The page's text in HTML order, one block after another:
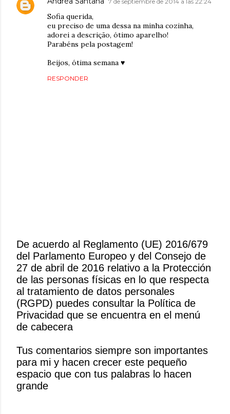
Sofia querida,
eu preciso de uma dessa na minha cozinha,
adorei a descrição, ótimo aparelho!
Parabéns pela postagem!
Beijos, ótima semana ♥
RESPONDER
P
u
b
l
i
c
a
u
n
c
o
De acuerdo al Reglamento (UE) 2016/679
del Parlamento Europeo y del Consejo de
27 de abril de 2016 relativo a la Protección
de las personas físicas en lo que respecta
al tratamiento de datos personales
(RGPD) puedes consultar la Política de
Privacidad que se encuentra en el menú
de cabecera
Tus comentarios siempre son importantes
para mi y hacen crecer este pequeño
espacio que con tus palabras lo hacen
grande